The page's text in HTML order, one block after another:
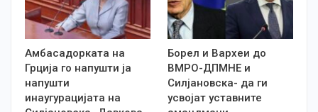
Амбасадорката на
Грција го напушти ја
напушти
инаугурацијата на
Борел и Вархеи до
ВМРО-ДПМНЕ и
Силјановска- да ги
усвојат уставните